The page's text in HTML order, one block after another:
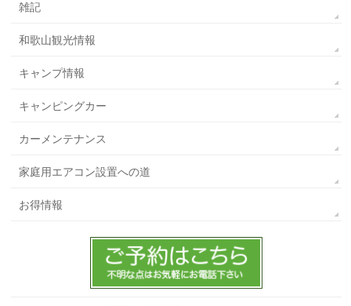
雑記
和歌山観光情報
キャンプ情報
キャンピングカー
カーメンテナンス
家庭用エアコン設置への道
お得情報